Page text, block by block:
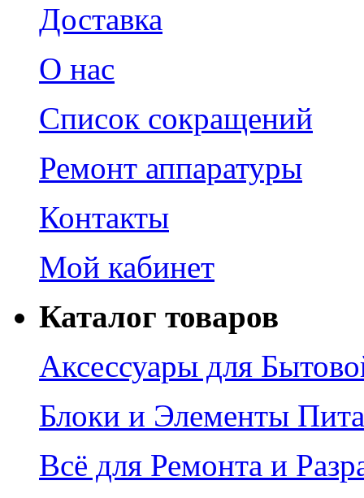
Доставка
О нас
Список сокращений
Ремонт аппаратуры
Контакты
Мой кабинет
Каталог товаров
Аксессуары для
Блоки и Элементы
Всё для Ремонта и